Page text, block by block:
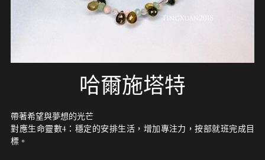
哈爾施塔特
帶著希望與夢想的光芒
對應生命靈數4：穩定的安排生活，增加專注力，按部就班完成目
標。